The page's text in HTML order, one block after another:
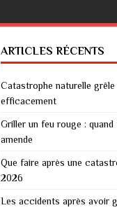
ARTICLES RÉCENTS
Catastrophe naturelle
efficacement
Griller un feu rouge :
amende
Que faire après une
2026
Les accidents après avoir